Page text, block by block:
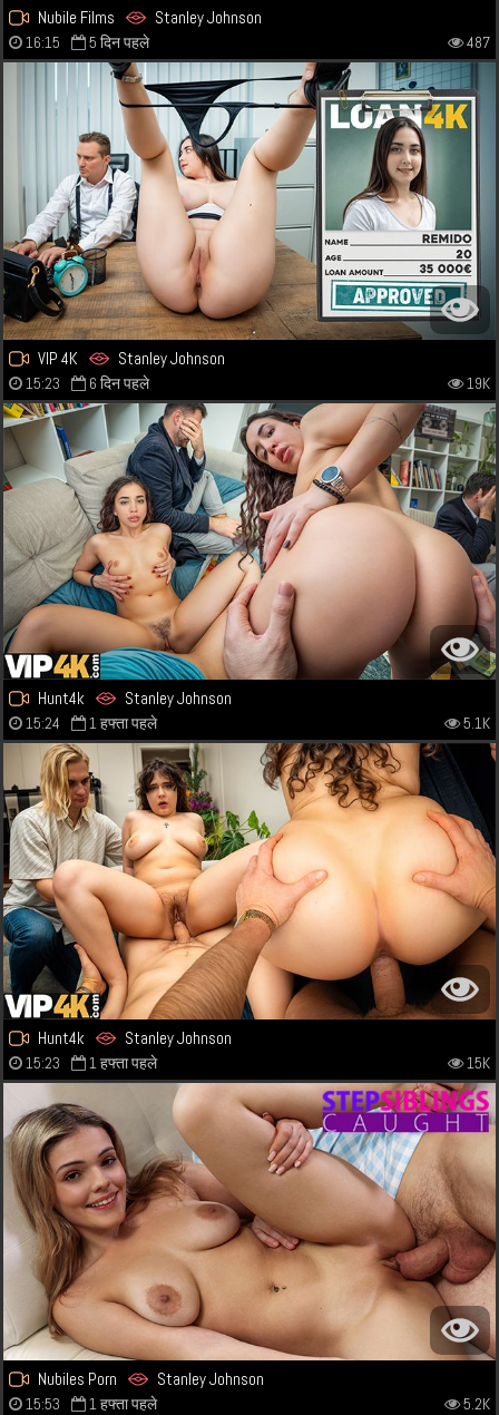
Nubile Films Stanley Johnson
16:15 5 दिन पहले 487
VIP 4K Stanley Johnson
15:23 6 दिन पहले 19K
Hunt4k Stanley Johnson
15:24 1 हफ्ता पहले 5.1K
Hunt4k Stanley Johnson
15:23 1 हफ्ता पहले 15K
Nubiles Porn Stanley Johnson
15:53 1 हफ्ता पहले 5.2K